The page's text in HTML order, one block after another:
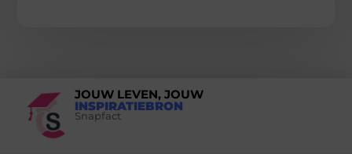
JOUW LEVEN, JOUW
INSPIRATIEBRON
Snapfact